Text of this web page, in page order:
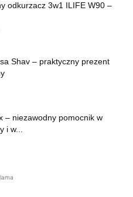
odkurzacz 3w1 ILIFE W90 –
Shav – praktyczny prezent
– niezawodny pomocnik w
i w...